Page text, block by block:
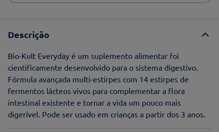
Descrição
Bio-Kult Everyday é um suplemento alimentar foi
cientificamente desenvolvido para o sistema digestivo.
Fórmula avançada multi-estirpes com 14 estirpes de
fermentos lácteos vivos para complementar a flora
intestinal existente e tornar a vida um pouco mais
digerível. Pode ser usado em crianças a partir dos 3 anos.